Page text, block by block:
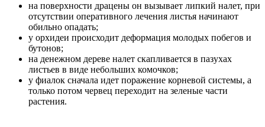
на поверхности драцены он вызывает липкий налет, при
отсутствии оперативного лечения листья начинают
обильно опадать;
у орхидеи происходит деформация молодых побегов и
бутонов;
на денежном дереве налет скапливается в пазухах
листьев в виде небольших комочков;
у фиалок сначала идет поражение корневой системы, а
только потом червец переходит на зеленые части
растения.